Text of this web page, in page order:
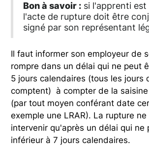
Bon à savoir : si l'apprenti est
l'acte de rupture doit être
signé par son représentant
Il faut informer son employeur de
rompre dans un délai qui ne peut
5 jours calendaires (tous les jours
comptent) à compter de la
(par tout moyen conférant date
exemple une LRAR). La rupture
intervenir qu'après un délai qui ne
inférieur à 7 jours calendaires.